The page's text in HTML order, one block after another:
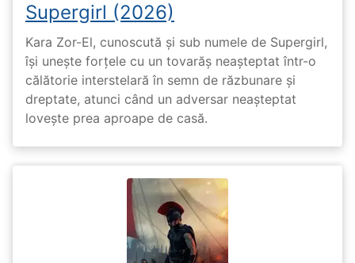
Supergirl (2026)
Kara Zor-El, cunoscută și sub numele de Supergirl,
își unește forțele cu un tovarăș neașteptat într-o
călătorie interstelară în semn de răzbunare și
dreptate, atunci când un adversar neașteptat
lovește prea aproape de casă.